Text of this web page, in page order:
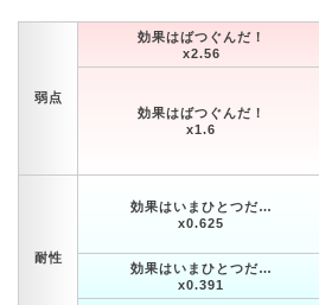
弱点
効果はばつぐんだ！
x2.56
効果はばつぐんだ！
x1.6
耐性
効果はいまひとつだ…
x0.625
効果はいまひとつだ…
x0.391